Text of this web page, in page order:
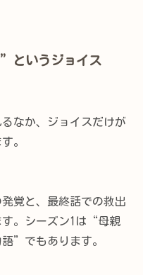
というジョイス
なか、ジョイスだけが
。
覚と、最終話での救出
す。シーズン1は“母親
”でもあります。